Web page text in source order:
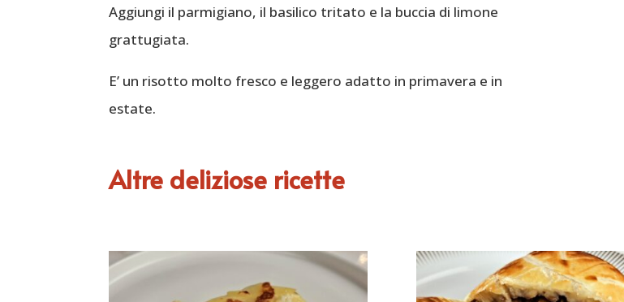
Aggiungi il parmigiano, il basilico tritato e la buccia di limone
grattugiata.
E’ un risotto molto fresco e leggero adatto in primavera e in
estate.
Altre deliziose ricette